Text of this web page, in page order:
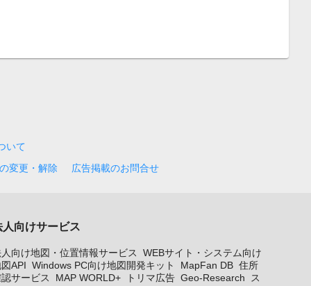
いて
変更・解除 広告掲載のお問合せ
人向けサービス
向け地図・位置情報サービス
WEBサイト・システム向け
API Windows PC向け地図開発キット MapFan DB 住所
サービス
MAP WORLD+ トリマ広告 Geo-Research
ス